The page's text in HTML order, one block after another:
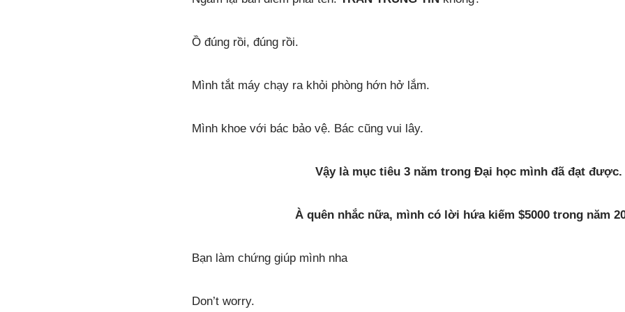
Ồ đúng rồi, đúng rồi.
Mình tắt máy chạy ra khỏi phòng hớn hở lắm.
Mình khoe với bác bảo vệ. Bác cũng vui lây.
Vậy là mục tiêu 3 năm trong Đại học mình đã đạt được.
À quên nhắc nữa, mình có lời hứa kiếm $5000 trong năm
Bạn làm chứng giúp mình nha
Don’t worry.